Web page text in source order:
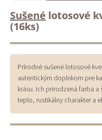
Sušené lotosové
(16ks)
Prírodné sušené lotosové
autentickým doplnkom pre
krásu. Ich prirodzená farba
teplo, rustikálny charakter a